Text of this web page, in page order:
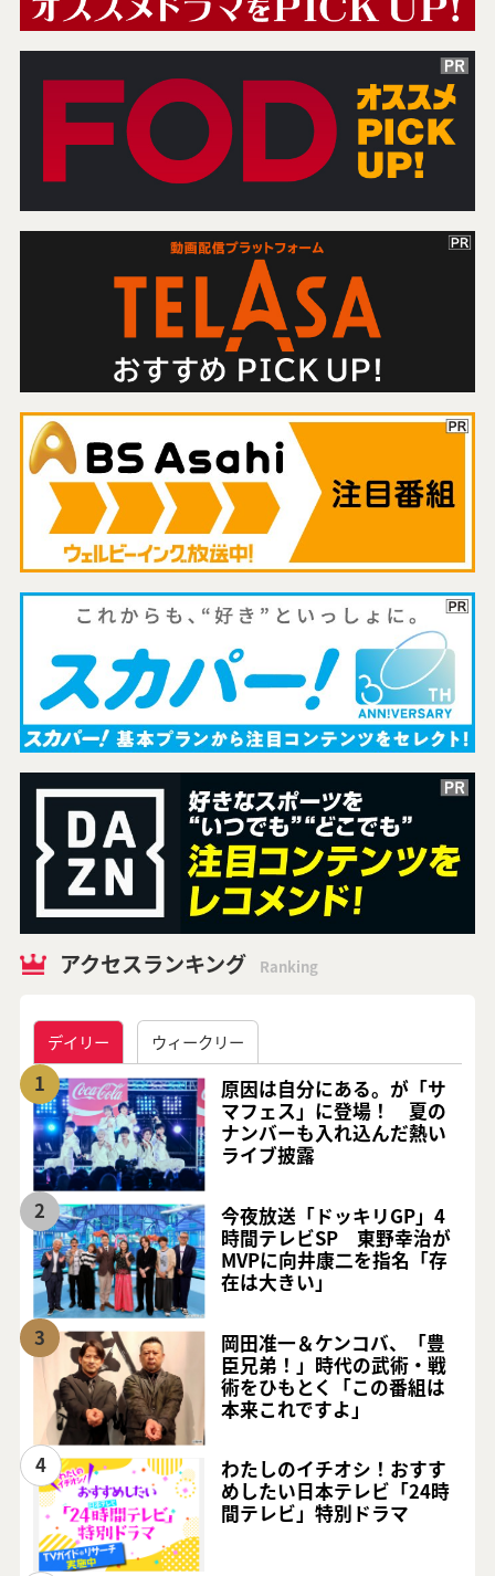
アクセスランキング Ranking
デイリー ウィークリー
1
原因は自分にある。が「サ
マフェス」に登場！ 夏の
ナンバーも入れ込んだ熱い
ライブ披露
2
今夜放送「ドッキリGP」4
時間テレビSP 東野幸治が
MVPに向井康二を指名「存
在は大きい」
3
岡田准一＆ケンコバ、「豊
臣兄弟！」時代の武術・戦
術をひもとく「この番組は
本来これですよ」
4
わたしのイチオシ！おすす
めしたい日本テレビ「24時
間テレビ」特別ドラマ